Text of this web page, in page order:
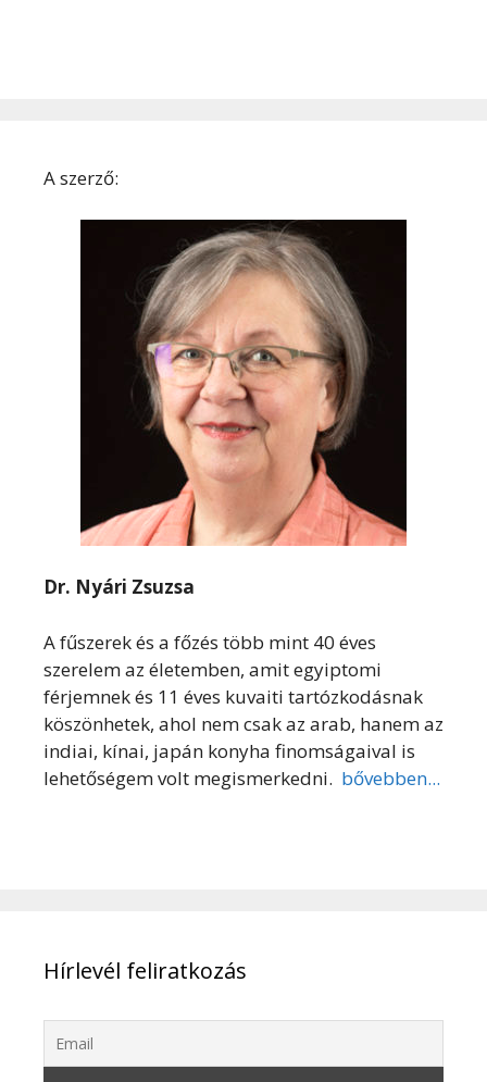
A szerző:
Dr. Nyári Zsuzsa
A fűszerek és a főzés több mint 40 éves
szerelem az életemben, amit egyiptomi
férjemnek és 11 éves kuvaiti tartózkodásnak
köszönhetek, ahol nem csak az arab, hanem az
indiai, kínai, japán konyha finomságaival is
lehetőségem volt megismerkedni. bővebben...
Hírlevél feliratkozás